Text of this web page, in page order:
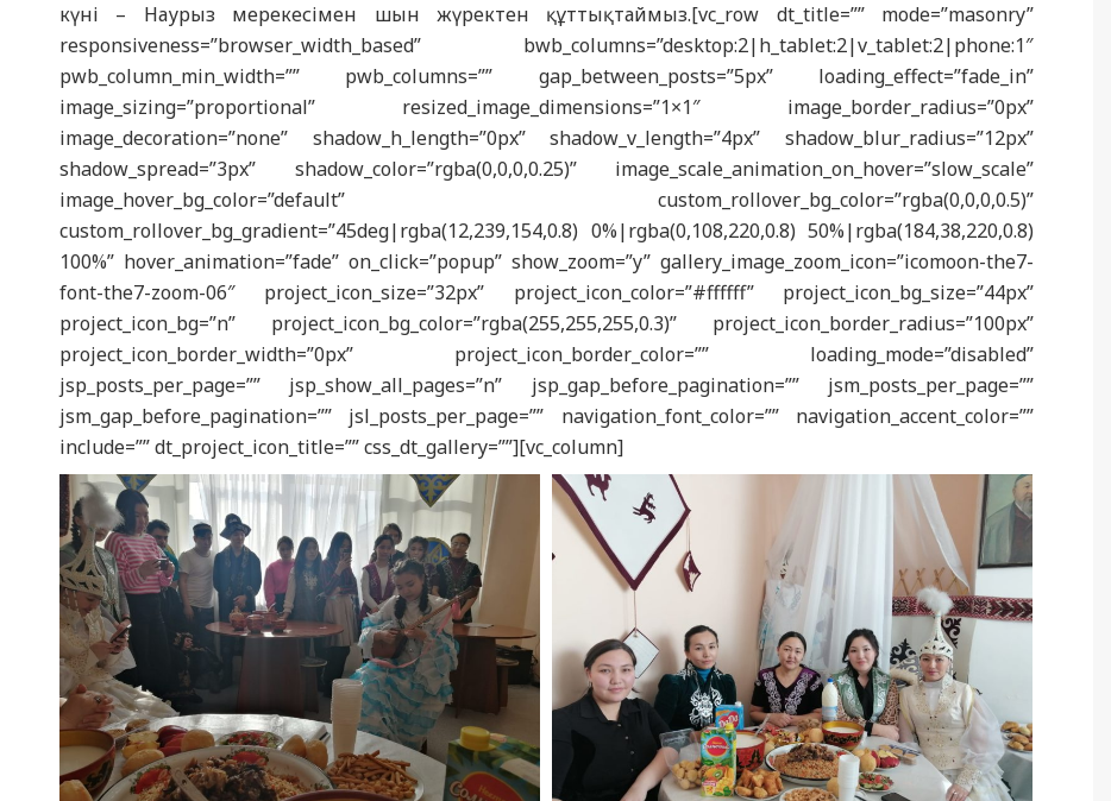
күні – Наурыз мерекесімен шын жүректен құттықтаймыз.[vc_row dt_title=”” mode=”masonry”
responsiveness=”browser_width_based” bwb_columns=”desktop:2|h_tablet:2|v_tablet:2|phone:1″
pwb_column_min_width=”” pwb_columns=”” gap_between_posts=”5px” loading_effect=”fade_in”
image_sizing=”proportional” resized_image_dimensions=”1×1″ image_border_radius=”0px”
image_decoration=”none” shadow_h_length=”0px” shadow_v_length=”4px” shadow_blur_radius=”12px”
shadow_spread=”3px” shadow_color=”rgba(0,0,0,0.25)” image_scale_animation_on_hover=”slow_scale”
image_hover_bg_color=”default” custom_rollover_bg_color=”rgba(0,0,0,0.5)”
custom_rollover_bg_gradient=”45deg|rgba(12,239,154,0.8) 0%|rgba(0,108,220,0.8) 50%|rgba(184,38,220,0.8)
100%” hover_animation=”fade” on_click=”popup” show_zoom=”y” gallery_image_zoom_icon=”icomoon-the7-
font-the7-zoom-06″ project_icon_size=”32px” project_icon_color=”#ffffff” project_icon_bg_size=”44px”
project_icon_bg=”n” project_icon_bg_color=”rgba(255,255,255,0.3)” project_icon_border_radius=”100px”
project_icon_border_width=”0px” project_icon_border_color=”” loading_mode=”disabled”
jsp_posts_per_page=”” jsp_show_all_pages=”n” jsp_gap_before_pagination=”” jsm_posts_per_page=””
jsm_gap_before_pagination=”” jsl_posts_per_page=”” navigation_font_color=”” navigation_accent_color=””
include=”” dt_project_icon_title=”” css_dt_gallery=””][vc_column]